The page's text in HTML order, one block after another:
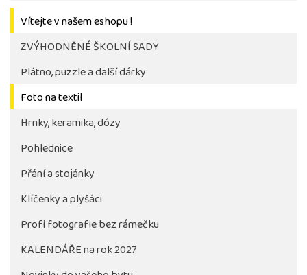
Tlačítko pro stažení fotografie bude aktivni až po
objednávky školy
Vítejte v našem eshopu !
ZVÝHODNĚNÉ ŠKOLNÍ SADY
Plátno, puzzle a další dárky
Foto na textil
Hrnky, keramika, dózy
Pohlednice
Přání a stojánky
Klíčenky a plyšáci
Profi fotografie bez rámečku
KALENDÁŘE na rok 2027